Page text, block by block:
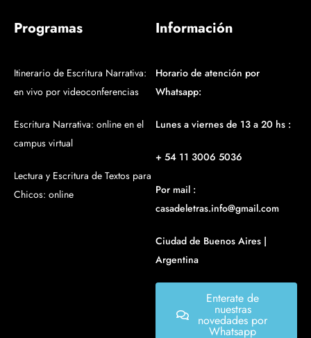
Programas
Itinerario de Escritura Narrativa:
en vivo por videoconferencias
Escritura Narrativa: online en el
campus virtual
Lectura y Escritura de Textos para
Chicos: online
Información
Horario de atención por
Whatsapp:
Lunes a viernes de 13 a 20 hs :
+ 54 11 3006 5036
Por mail :
casadeletras.info@gmail.com
Ciudad de Buenos Aires |
Argentina
Enterate de
nuestras
novedades por
Whatsapp